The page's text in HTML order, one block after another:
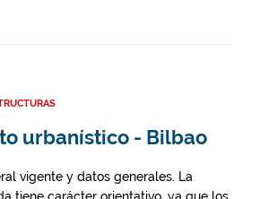
urbanístico - Bilbao
vigente y datos generales. La